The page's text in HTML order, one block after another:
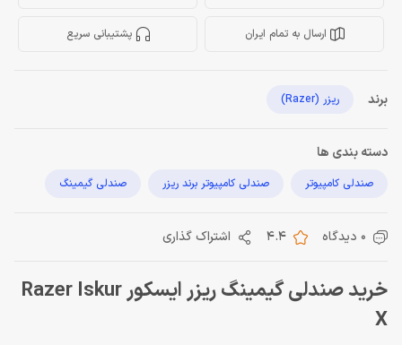
ارسال به تمام ایران پشتیبانی سریع
برند ریزر (Razer)
دسته بندی ها
صندلی کامپیوتر صندلی کامپیوتر برند ریزر صندلی گیمینگ
0 دیدگاه 4.4 اشتراک گذاری
خرید صندلی گیمینگ ریزر ایسکور Razer Iskur
X